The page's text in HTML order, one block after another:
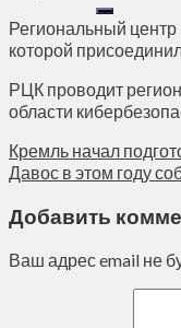
Региональный
которой
РЦК проводит
области
Кремль начал
Давос в этом году
Добавить
Ваш адрес email не